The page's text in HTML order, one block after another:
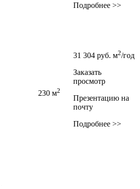
Подробнее >>
230 м2
31 304 руб. м2/год
Заказать
просмотр
Презентацию на
почту
Подробнее >>